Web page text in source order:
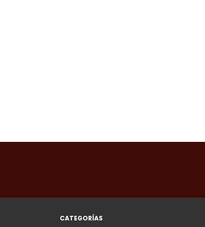
CATEGORÍAS